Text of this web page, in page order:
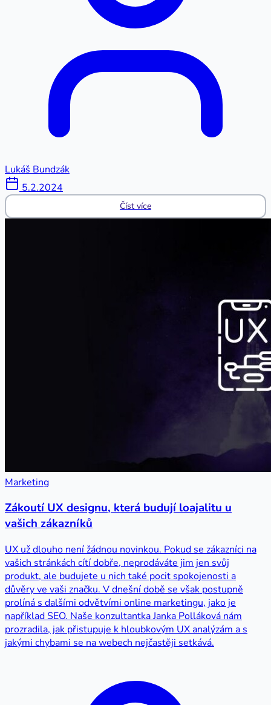
Lukáš Bundzák
5.2.2024
Číst více
Marketing
Zákoutí UX designu, která budují loajalitu u
vašich zákazníků
UX už dlouho není žádnou novinkou. Pokud se zákazníci na
vašich stránkách cítí dobře, neprodáváte jim jen svůj
produkt, ale budujete u nich také pocit spokojenosti a
důvěry ve vaši značku. V dnešní době se však postupně
prolíná s dalšími odvětvími online marketingu, jako je
například SEO. Naše konzultantka Janka Polláková nám
prozradila, jak přistupuje k hloubkovým UX analýzám a s
jakými chybami se na webech nejčastěji setkává.